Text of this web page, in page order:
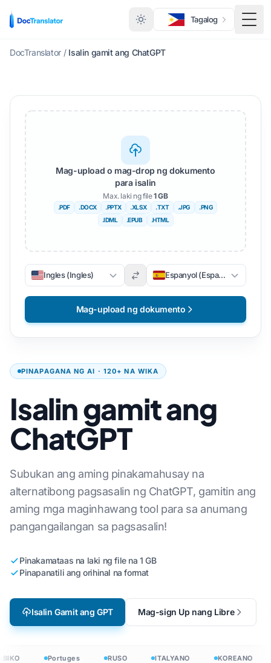
Tagalog
I-
DocTranslator / Isalin gamit ang ChatGPT
PINAPAGANA NG AI · 120+ NA WIKA
Isalin gamit ang
ChatGPT
Subukan ang aming pinakamahusay na
alternatibong pagsasalin ng ChatGPT, gamitin ang
aming mga maginhawang tool para sa anumang
pangangailangan sa pagsasalin!
Pinakamataas na laki ng file na 1 GB
Pinapanatili ang orihinal na format
Isalin Gamit ang GPT Mag-sign Up nang Libre
Mag-upload o mag-drop ng dokumento
para isalin
Max. laki ng file1 GB
.PDF .DOCX .PPTX .XLSX .TXT .JPG
.PNG
.IDML
.EPUB .HTML
Ingles (Ingles) Espanyol (Espanyol)
Mag-upload ng dokumento
Portuges RUSO ITALYANO KOREANO